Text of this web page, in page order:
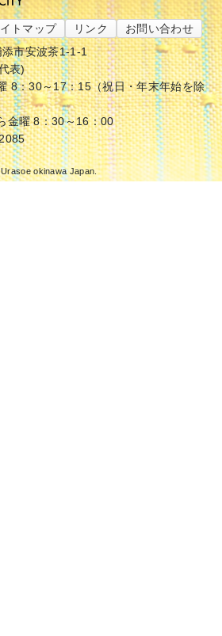
トマップ リンク
お問い合わせ
添市安波茶1-1-1
表)
8：30～17：15（祝日・年末年始を除
金曜 8：30～16：00
okinawa Japan.